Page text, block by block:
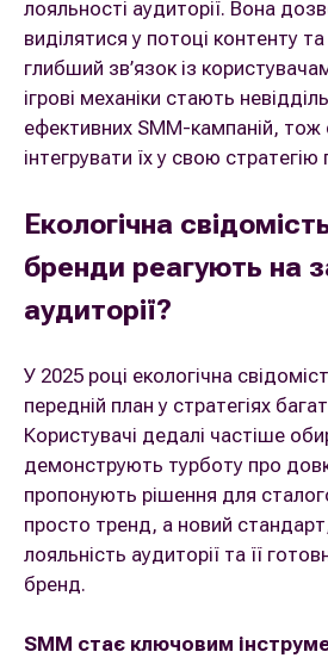
лояльності аудиторії. Вона
виділятися у потоці контенту
глибший зв’язок із
ігрові механіки стають
ефективних SMM-кампаній, тож
інтегрувати їх у свою
Екологічна
бренди реагують на
аудиторії?
У 2025 році екологічна
передній план у стратегіях
Користувачі дедалі частіше
демонструють турботу про
пропонують рішення для
просто тренд, а новий
лояльність аудиторії та її
бренд.
SMM стає ключовим